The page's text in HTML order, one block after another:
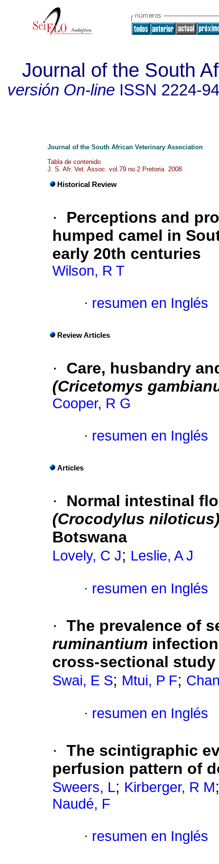
Journal of the South
versión On-lineISSN 2224-
Journal of the South African Veterinary Association
Tabla de contenido
J. S. Afr. Vet. Assoc. vol.79 no.2 Pretoria 2008
Historical Review
·
Perceptions and
humped camel in
early 20th centuries
Wilson, R T
· resumen en Inglés
Review Articles
·
Care, husbandry
(Cricetomys
Cooper, R G
· resumen en Inglés
Articles
·
Normal intestinal
(Crocodylus
Botswana
Lovely, C J; Leslie, A J
· resumen en Inglés
· The prevalence of
ruminantium
cross-sectional study
Swai, E S; Mtui, P F;
· resumen en Inglés
· The scintigraphic
perfusion pattern of
Sweers, L; Kirberger, R M
Naudé, F
· resumen en Inglés